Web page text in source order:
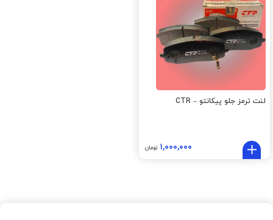
لنت ترمز جلو پیکانتو – CTR
۱,۰۰۰,۰۰۰ تومان